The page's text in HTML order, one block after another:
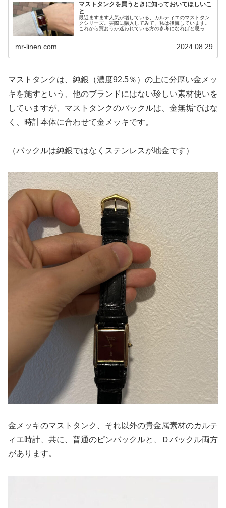
マストタンクを買うときに知っておいてほしいこ
と
最近ますます人気が増している、カルティエのマストタン
クシリーズ。実際に購入してみて、私は後悔しています。
これから買おうか迷われている方の参考になればと思って
mr-linen.com 2024.08.29
マストタンクは、純銀（濃度92.5％）の上に分厚い金メッ
キを施すという、他のブランドにはない珍しい素材使いを
していますが、マストタンクのバックルは、金無垢ではな
く、時計本体に合わせて金メッキです。
（バックルは純銀ではなくステンレスが地金です）
金メッキのマストタンク、それ以外の貴金属素材のカルテ
ィエ時計、共に、普通のピンバックルと、Ｄバックル両方
があります。